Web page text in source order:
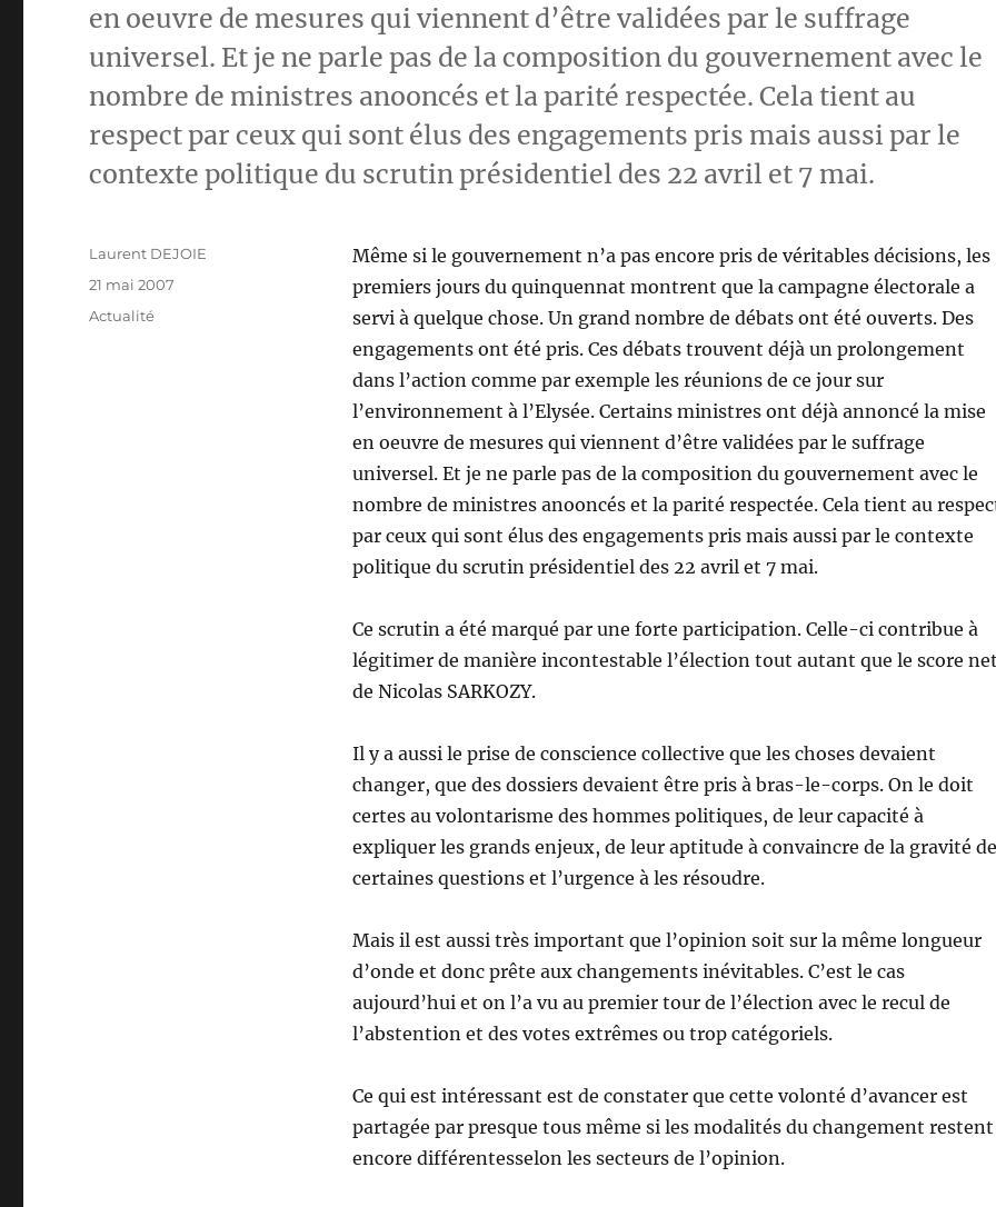
en oeuvre de mesures qui viennent d’être validées par le suffrage
universel. Et je ne parle pas de la composition du gouvernement avec le
nombre de ministres anooncés et la parité respectée. Cela tient au
respect par ceux qui sont élus des engagements pris mais aussi par le
contexte politique du scrutin présidentiel des 22 avril et 7 mai.
Même si le gouvernement n’a pas encore pris de véritables décisions, les
premiers jours du quinquennat montrent que la campagne électorale a
servi à quelque chose. Un grand nombre de débats ont été ouverts. Des
engagements ont été pris. Ces débats trouvent déjà un prolongement
dans l’action comme par exemple les réunions de ce jour sur
l’environnement à l’Elysée. Certains ministres ont déjà annoncé la mise
en oeuvre de mesures qui viennent d’être validées par le suffrage
universel. Et je ne parle pas de la composition du gouvernement avec le
nombre de ministres anooncés et la parité respectée. Cela tient au
par ceux qui sont élus des engagements pris mais aussi par le contexte
politique du scrutin présidentiel des 22 avril et 7 mai.
Ce scrutin a été marqué par une forte participation. Celle-ci contribue à
légitimer de manière incontestable l’élection tout autant que le score
de Nicolas SARKOZY.
Il y a aussi le prise de conscience collective que les choses devaient
changer, que des dossiers devaient être pris à bras-le-corps. On le doit
certes au volontarisme des hommes politiques, de leur capacité à
expliquer les grands enjeux, de leur aptitude à convaincre de la gravité de
certaines questions et l’urgence à les résoudre.
Mais il est aussi très important que l’opinion soit sur la même longueur
d’onde et donc prête aux changements inévitables. C’est le cas
aujourd’hui et on l’a vu au premier tour de l’élection avec le recul de
l’abstention et des votes extrêmes ou trop catégoriels.
Ce qui est intéressant est de constater que cette volonté d’avancer est
partagée par presque tous même si les modalités du changement restent
encore différentesselon les secteurs de l’opinion.
Auteur
Laurent DEJOIE
Publié
21 mai 2007
Catégories
Actualité